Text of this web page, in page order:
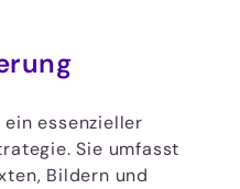
essenzieller
Sie umfasst
Bildern und